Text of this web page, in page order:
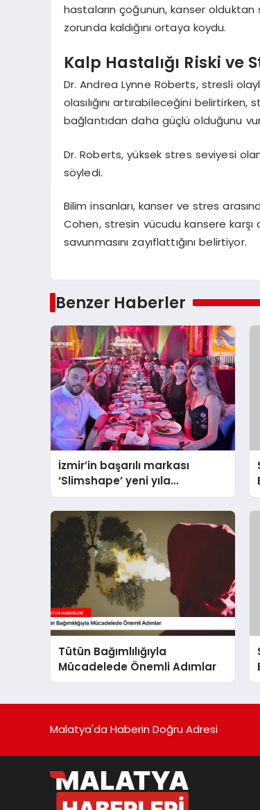
hastaların çoğunun, kanser olduktan
zorunda kaldığını ortaya koydu.
Kalp Hastalığı Riski ve
Dr. Andrea Lynne Roberts, stresli
olasılığını artırabileceğini
bağlantıdan daha güçlü olduğunu
Dr. Roberts, yüksek stres seviyesi
söyledi.
Bilim insanları, kanser ve stres
Cohen, stresin vücudu kansere
savunmasını zayıflattığını belirtiyor.
Benzer Haberler
İzmir’in başarılı markası
‘Slimshape’ yeni yıla
müjdelerle girdi!
Tütün Bağımlılığıyla
Mücadelede Önemli Adımlar
Malatya'da Haberin Doğru Adresi